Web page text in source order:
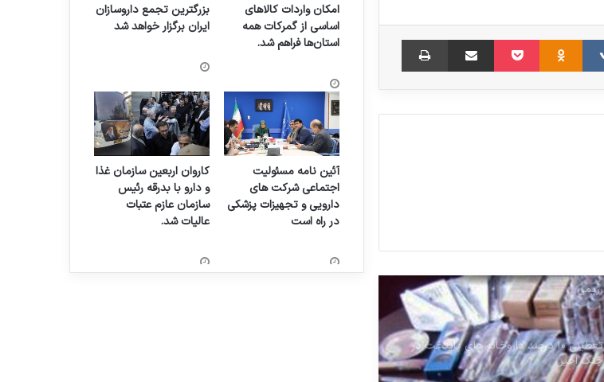
‫VKontakte
‫Odnoklassniki پاکت اشتراک گذاری از طریق ایمیل
راهکار مؤثر در مقابله با محصولات بهداشتی
و آرایشی قاچاق
نگرانی نسبت به توقف تولید شیرخشک‌های
رژیمی
تعطیلی ۱۰ درصد داروخانه های پایتخت در
جنگ اخیر
امکان واردات کالاهای
اساسی از گمرکات همه
استان‌ها فراهم شد.
بزرگترین تجمع داروسازان
ایران برگزار خواهد شد
آئین نامه مسئولیت
اجتماعی شرکت های
دارویی و تجهیزات پزشکی
در راه است
کاروان اربعین سازمان غذا
و دارو با بدرقه رئیس
سازمان عازم عتبات
عالیات شد.